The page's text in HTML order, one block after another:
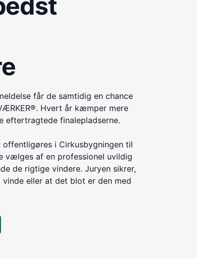
får de samtidig en chance
Hvert år kæmper mere
eftertragtede finalepladserne.
offentligøres i Cirkusbygningen til
vælges af en professionel uvildig
de rigtige vindere. Juryen sikrer,
eller at det blot er den med